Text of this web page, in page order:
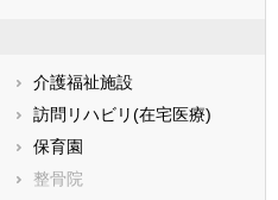
高知県
長崎県
介護福祉施設
訪問リハビリ(在宅医療)
保育園
整骨院